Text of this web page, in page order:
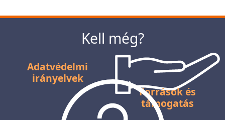
Kell még?
Adatvédelmi
irányelvek
Források és
támogatás